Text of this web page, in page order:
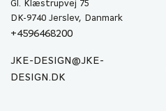
Gl. Klæstrupvej 75
DK-9740 Jerslev, Danmark
+4596468200
JKE-DESIGN@JKE-
DESIGN.DK